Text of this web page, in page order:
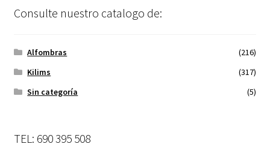
Consulte nuestro catalogo de:
Alfombras
(216)
Kilims
(317)
Sin categoría
(5)
TEL: 690 395 508